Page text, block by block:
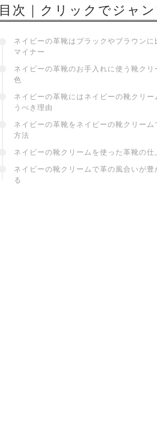
目次｜クリックでジャ
ネイビーの革靴はブラックやブラウンに
マイナー
ネイビーの革靴のお手入れに使う靴クリ
色
ネイビーの革靴にはネイビーの靴クリー
うべき理由
ネイビーの革靴をネイビーの靴クリーム
方法
ネイビーの靴クリームを使った革靴の仕
ネイビーの靴クリームで革の風合いが豊
る